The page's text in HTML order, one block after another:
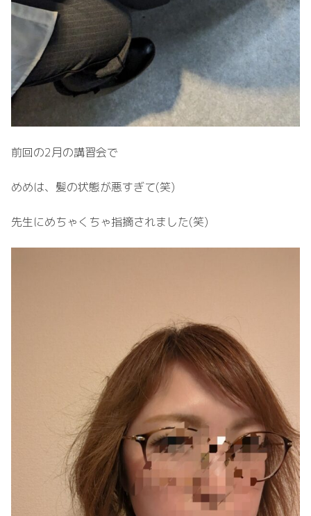
前回の2月の講習会で
めめは、髪の状態が悪すぎて(笑)
先生にめちゃくちゃ指摘されました(笑)